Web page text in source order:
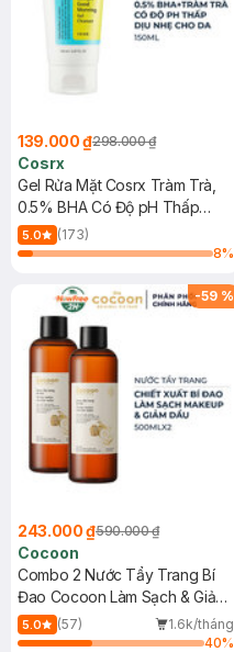
139.000 ₫298.000 ₫
Cosrx
Gel Rửa Mặt Cosrx Tràm Trà,
0.5% BHA Có Độ pH Thấp
150ml
5.0
(173)
8%
-59 %
243.000 ₫590.000 ₫
Cocoon
Combo 2 Nước Tẩy Trang Bí
Đao Cocoon Làm Sạch & Giảm
Dầu 500ml
5.0 (57)
1.6k/tháng
40%